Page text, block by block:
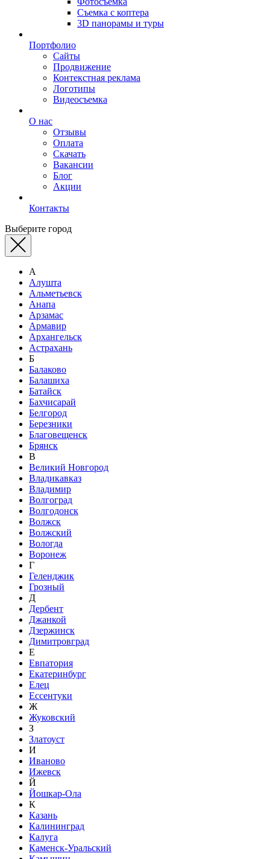
Съемка с коптера
3D панорамы и туры
Портфолио
Сайты
Продвижение
Контекстная реклама
Логотипы
Видеосъемка
О нас
Отзывы
Оплата
Скачать
Вакансии
Блог
Акции
Контакты
Выберите город
А
Алушта
Альметьевск
Анапа
Арзамас
Армавир
Архангельск
Астрахань
Б
Балаково
Балашиха
Батайск
Бахчисарай
Белгород
Березники
Благовещенск
Брянск
В
Великий Новгород
Владикавказ
Владимир
Волгоград
Волгодонск
Волжск
Волжский
Вологда
Воронеж
Г
Геленджик
Грозный
Д
Дербент
Джанкой
Дзержинск
Димитровград
Е
Евпатория
Екатеринбург
Елец
Ессентуки
Ж
Жуковский
З
Златоуст
И
Иваново
Ижевск
Й
Йошкар-Ола
К
Казань
Калининград
Калуга
Каменск-Уральский